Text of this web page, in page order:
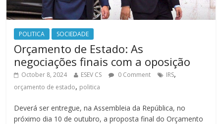
POLITICA SOCIEDADE
Orçamento de Estado: As
negociações finais com a oposição
October 8, 2024 ESEV CS 0 Comment IRS,
orçamento de estado, politica
Deverá ser entregue, na Assembleia da República, no
próximo dia 10 de outubro, a proposta final do Orçamento